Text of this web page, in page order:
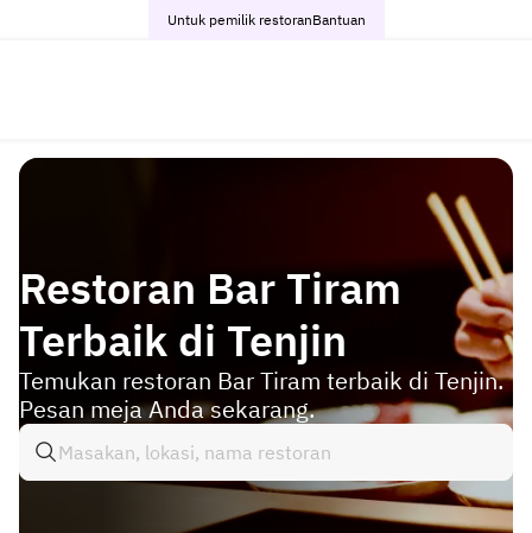
Untuk pemilik restoranBantuan
Restoran Bar Tiram
Terbaik di Tenjin
Temukan restoran Bar Tiram terbaik di Tenjin.
Pesan meja Anda sekarang.